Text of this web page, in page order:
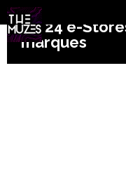
de 24 e-
marques